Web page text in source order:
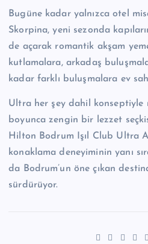
Bugüne kadar yalnızca otel
Skorpina, yeni sezonda
de açarak romantik akşam
kutlamalara, arkadaş
kadar farklı buluşmalara ev
Ultra her şey dahil konseptiyle
boyunca zengin bir lezzet
Hilton Bodrum Işıl Club Ultra
konaklama deneyiminin yanı
da Bodrum’un öne çıkan
sürdürüyor.